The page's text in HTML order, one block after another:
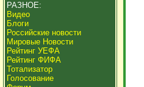
РАЗНОЕ:
Видео
Блоги
Российские новости
Мировые Новости
Рейтинг УЕФА
Рейтинг ФИФА
Тотализатор
Голосование